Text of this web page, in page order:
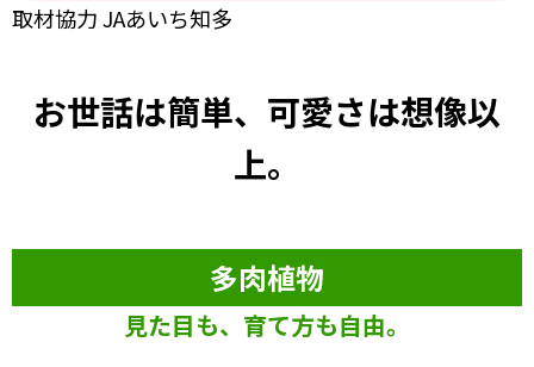
取材協力 JAあいち知多
お世話は簡単、可愛さは想像以
上。
多肉植物
見た目も、育て方も自由。